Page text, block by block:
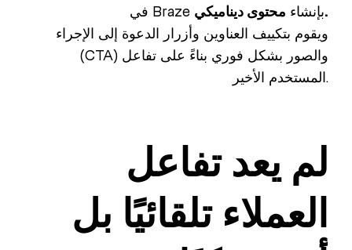
في Braze بإنشاءمحتوى ديناميكي.
ويقوم بتكييف العناوين وأزرار الدعوة إلى الإجراء
(CTA) والصور بشكل فوري بناءً على تفاعل
المستخدم الأخير.
لم يعد تفاعل
العملاء تلقائيًا بل